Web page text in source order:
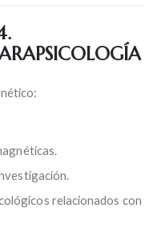
relacionados con